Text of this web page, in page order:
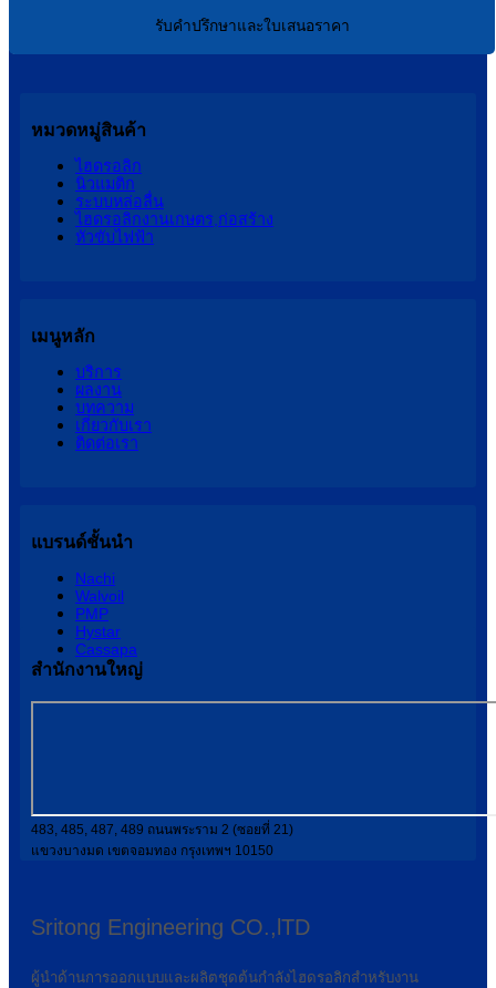
รับคำปรึกษาและใบเสนอราคา
หมวดหมู่สินค้า
ไฮดรอลิก
นิวแมติก
ระบบหล่อลื่น
ไฮดรอลิกงานเกษตร,ก่อสร้าง
หัวขับไฟฟ้า
เมนูหลัก
บริการ
ผลงาน
บทความ
เกี่ยวกับเรา
ติดต่อเรา
แบรนด์ชั้นนำ
Nachi
Walvoil
PMP
Hystar
Cassapa
สำนักงานใหญ่
483, 485, 487, 489 ถนนพระราม 2 (ซอยที่ 21)
แขวงบางมด เขตจอมทอง กรุงเทพฯ 10150
Sritong Engineering CO.,lTD
ผู้นำด้านการออกแบบและผลิตชุดต้นกำลังไฮดรอลิกสำหรับงาน